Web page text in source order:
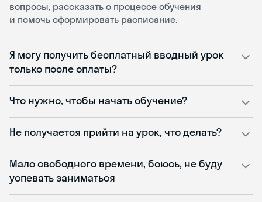
вопросы, рассказать о процессе обучения
и помочь сформировать расписание.
Я могу получить бесплатный вводный урок
только после оплаты?
Что нужно, чтобы начать обучение?
Не получается прийти на урок, что делать?
Мало свободного времени, боюсь, не буду
успевать заниматься